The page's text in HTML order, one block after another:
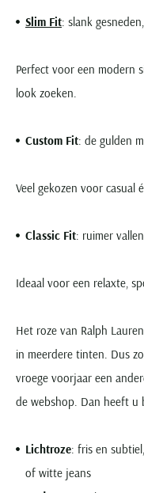
Slim Fit: slank
Perfect voor een modern
look zoeken.
Custom Fit: de gulden
Veel gekozen voor casual
Classic Fit: ruimer
Ideaal voor een relaxte,
Het roze van Ralph
in meerdere tinten. Dus
vroege voorjaar een
de webshop. Dan heeft u
Lichtroze: fris en
of witte jeans